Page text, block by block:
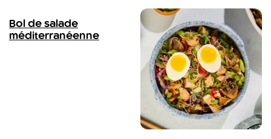
Bol de salade
méditerranéenne